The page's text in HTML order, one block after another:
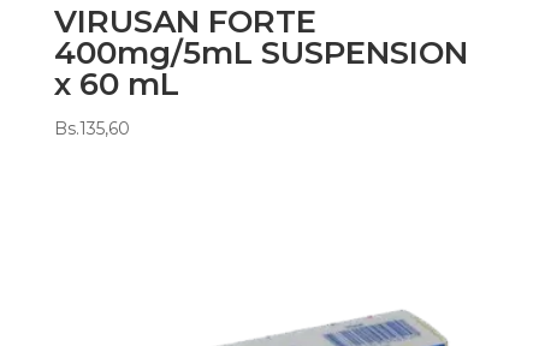
VIRUSAN FORTE
400mg/5mL SUSPENSION
x 60 mL
Bs.135,60